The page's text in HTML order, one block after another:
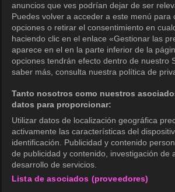
anuncios que ves podrían dejar de ser
Puedes volver a acceder a este menú para
opciones o retirar el consentimiento en
haciendo clic en el enlace «Gestionar las
aparece en el en la parte inferior de la
opciones tendrán efecto dentro de nuestro
saber más, consulta nuestra política de
Tanto nosotros como nuestros
datos para proporcionar:
Utilizar datos de localización geográfica
activamente las características del
identificación. Publicidad y contenido
de publicidad y contenido, investigación de
desarrollo de servicios.
Lista de asociados (proveedores)